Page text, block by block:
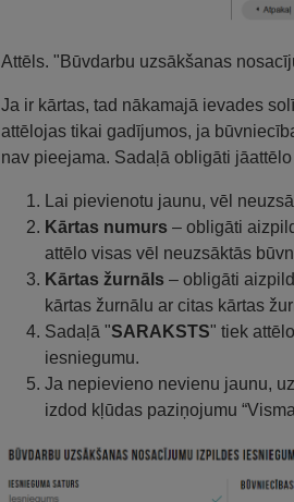
Attēls. "Būvdarbu uzsākšanas
Ja ir kārtas, tad nākamajā ievades
attēlojas tikai gadījumos, ja
nav pieejama. Sadaļā obligāti
Lai pievienotu jaunu, vēl
Kārtas numurs – obligāti
attēlo visas vēl neuzsāktās
Kārtas žurnāls – obligāti
kārtas žurnālu ar citas kārtas
Sadaļā "SARAKSTS" tiek
iesniegumu.
Ja nepievieno nevienu jaunu,
izdod kļūdas paziņojumu